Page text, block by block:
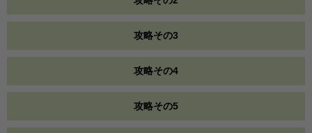
攻略その3
攻略その4
攻略その5